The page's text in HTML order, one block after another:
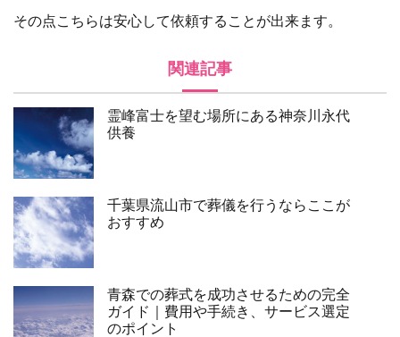
その点こちらは安心して依頼することが出来ます。
関連記事
霊峰富士を望む場所にある神奈川永代
供養
千葉県流山市で葬儀を行うならここが
おすすめ
青森での葬式を成功させるための完全
ガイド｜費用や手続き、サービス選定
のポイント